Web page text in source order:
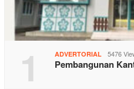
1 ADVERTORIAL 5476
Pembangunan